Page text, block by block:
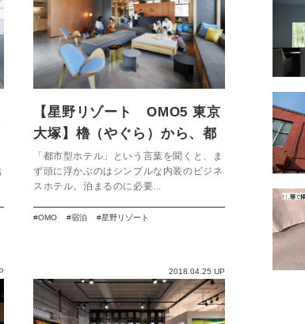
【星野リゾート OMO5 東京
大塚】櫓（やぐら）から、都
会の風景を眺める。
「都市型ホテル」という言葉を聞くと、ま
ず頭に浮かぶのはシンプルな内装のビジネ
スホテル。泊まるのに必要...
OMO 宿泊 星野リゾート
2018.04.25 UP